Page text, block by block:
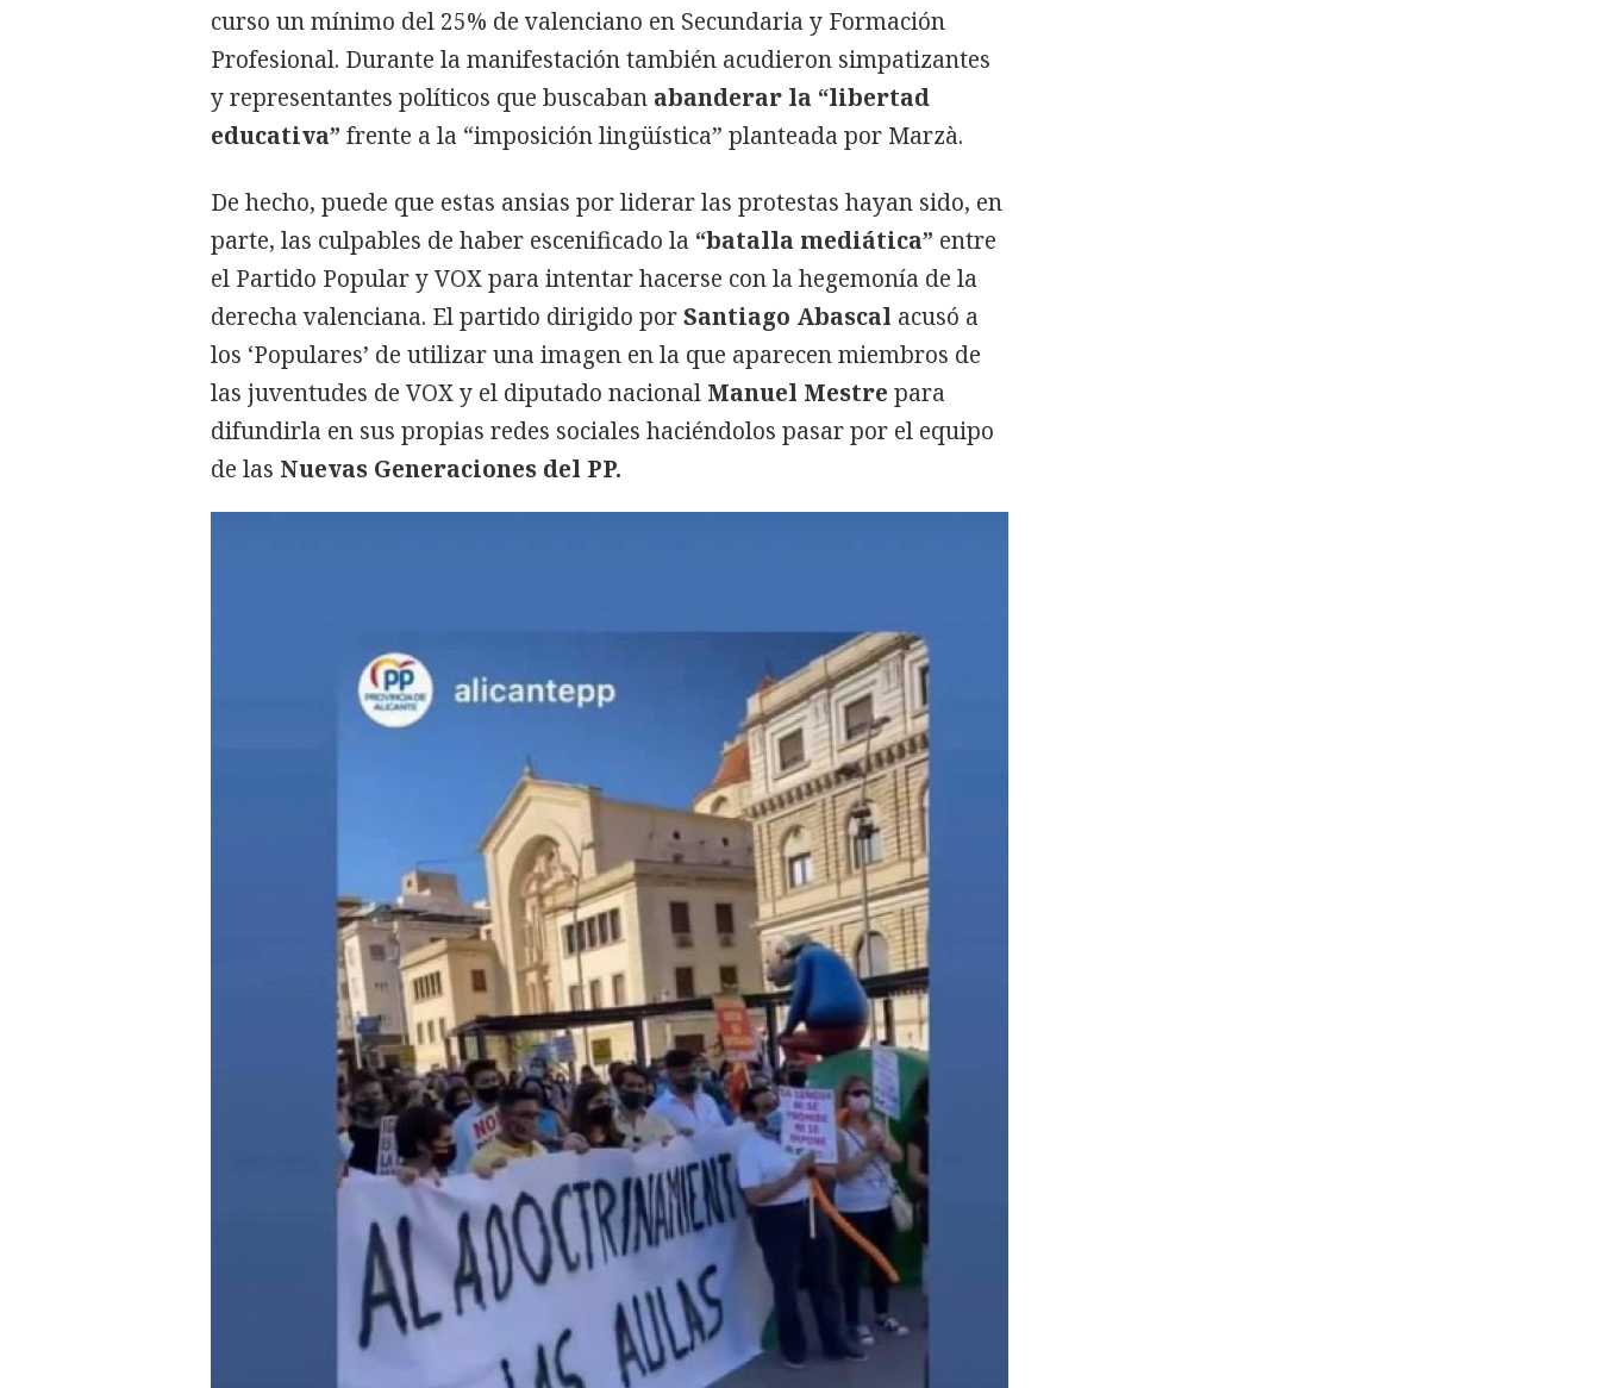
curso un mínimo del 25% de valenciano en Secundaria y Formación
Profesional. Durante la manifestación también acudieron simpatizantes
y representantes políticos que buscaban abanderar la “libertad
educativa” frente a la “imposición lingüística” planteada por Marzà.
De hecho, puede que estas ansias por liderar las protestas hayan sido, en
parte, las culpables de haber escenificado la “batalla mediática” entre
el Partido Popular y VOX para intentar hacerse con la hegemonía de la
derecha valenciana. El partido dirigido porSantiago Abascal acusó a
los ‘Populares’ de utilizar una imagen en la que aparecen miembros de
las juventudes de VOX y el diputado nacional Manuel Mestre para
difundirla en sus propias redes sociales haciéndolos pasar por el equipo
de las Nuevas Generaciones del PP.